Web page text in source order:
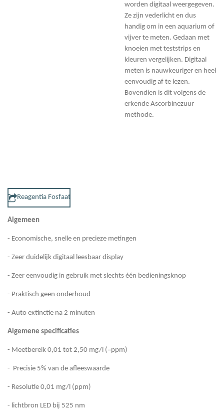
worden digitaal weergegeven.
Ze zijn vederlicht en dus
handig om in een aquarium of
vijver te meten. Gedaan met
knoeien met teststrips en
kleuren vergelijken. Digitaal
meten is nauwkeuriger en heel
eenvoudig af te lezen.
Bovendien is dit volgens de
erkende Ascorbinezuur
methode.
Reagentia Fosfaat
Algemeen
- Economische, snelle en precieze metingen
- Zeer duidelijk digitaal leesbaar display
- Zeer eenvoudig in gebruik met slechts één bedieningsknop
- Praktisch geen onderhoud
- Auto extinctie na 2 minuten
Algemene specificaties
- Meetbereik 0,01 tot 2,50 mg/l (=ppm)
- Precisie 5% van de afleeswaarde
- Resolutie 0,01 mg/l (ppm)
- lichtbron LED bij 525 nm